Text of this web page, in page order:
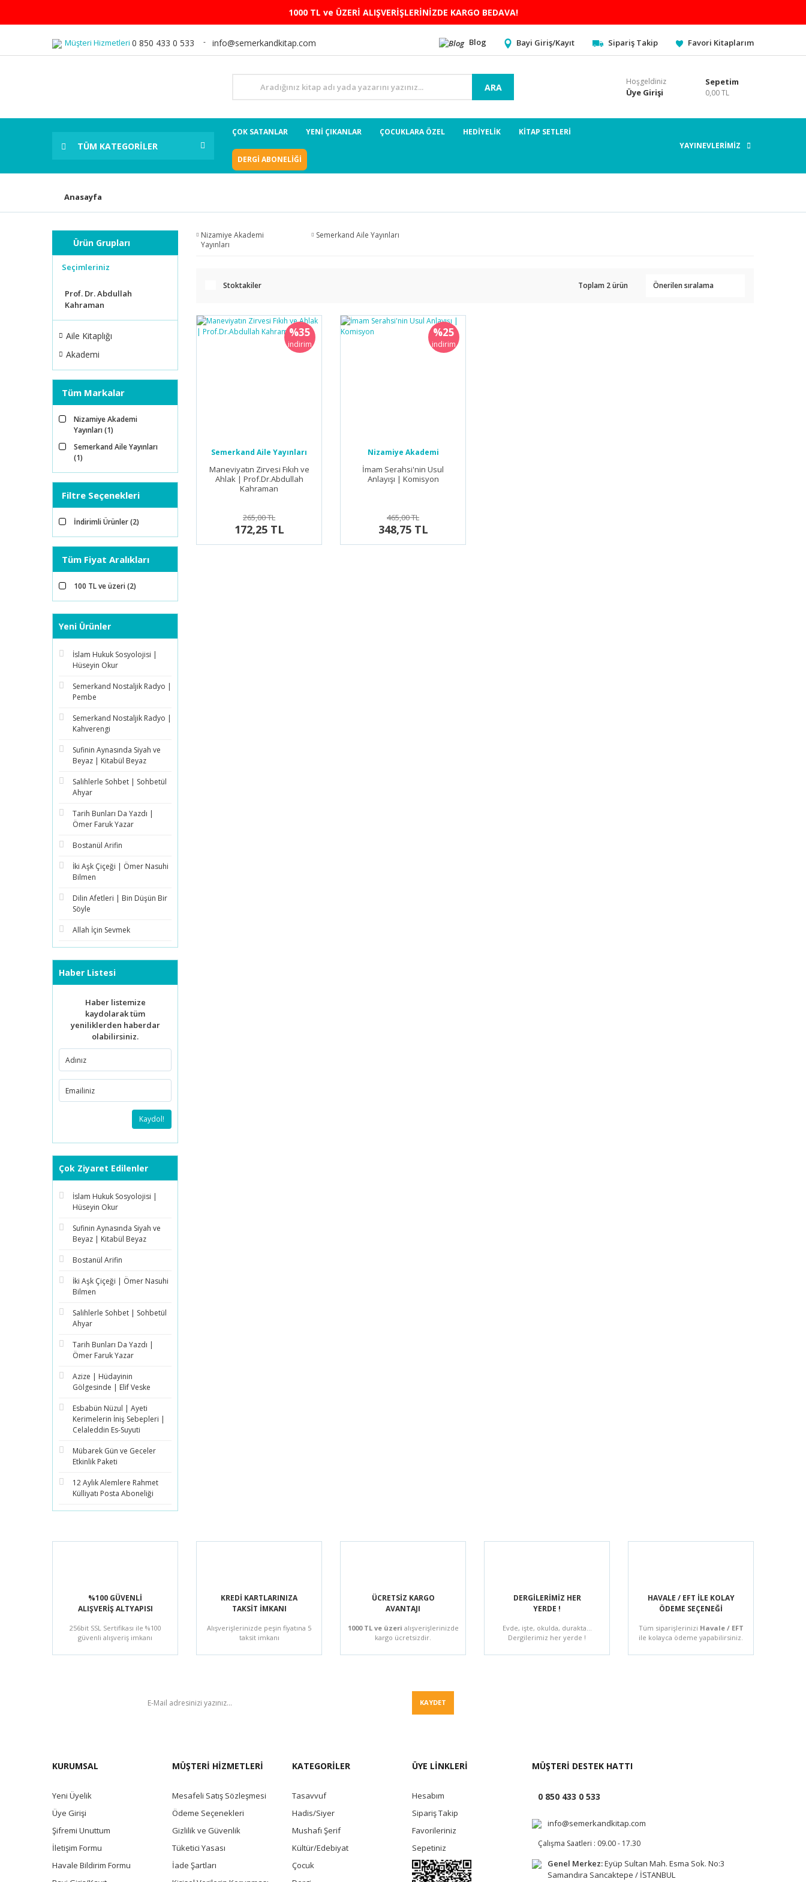
1000 TL ve ÜZERİ ALIŞVERİŞLERİNİZDE KARGO BEDAVA!
Müşteri Hizmetleri 0 850 433 0 533 info@semerkandkitap.com Blog Bayi Giriş/Kayıt Sipariş Takip Favori Kitaplarım
ARA
Hoşgeldiniz
Üye Girişi
Sepetim
0,00 TL
TÜM KATEGORİLER
ÇOK SATANLAR YENİ ÇIKANLAR ÇOCUKLARA ÖZEL HEDİYELİK KİTAP SETLERİ
DERGİ ABONELİĞİ
YAYINEVLERİMİZ
Anasayfa
Ürün Grupları
Seçimleriniz
Prof. Dr. Abdullah
Kahraman
Aile Kitaplığı
Akademi
Tüm Markalar
Nizamiye Akademi
Yayınları (1)
Semerkand Aile Yayınları
(1)
Filtre Seçenekleri
İndirimli Ürünler (2)
Tüm Fiyat Aralıkları
100 TL ve üzeri (2)
Yeni Ürünler
İslam Hukuk Sosyolojisi |
Hüseyin Okur
Semerkand Nostaljik Radyo |
Pembe
Semerkand Nostaljik Radyo |
Kahverengi
Sufinin Aynasında Siyah ve
Beyaz | Kitabül Beyaz
Salihlerle Sohbet | Sohbetül
Ahyar
Tarih Bunları Da Yazdı |
Ömer Faruk Yazar
Bostanül Arifin
İki Aşk Çiçeği | Ömer Nasuhi
Bilmen
Dilin Afetleri | Bin Düşün Bir
Söyle
Allah İçin Sevmek
Haber Listesi
Haber listemize
kaydolarak tüm
yeniliklerden haberdar
olabilirsiniz.
Kaydol!
Çok Ziyaret Edilenler
İslam Hukuk Sosyolojisi |
Hüseyin Okur
Sufinin Aynasında Siyah ve
Beyaz | Kitabül Beyaz
Bostanül Arifin
İki Aşk Çiçeği | Ömer Nasuhi
Bilmen
Salihlerle Sohbet | Sohbetül
Ahyar
Tarih Bunları Da Yazdı |
Ömer Faruk Yazar
Azize | Hüdayinin
Gölgesinde | Elif Veske
Esbabün Nüzul | Ayeti
Kerimelerin İniş Sebepleri |
Celaleddin Es-Suyuti
Mübarek Gün ve Geceler
Etkinlik Paketi
12 Aylık Alemlere Rahmet
Külliyatı Posta Aboneliği
Nizamiye Akademi
Yayınları
Semerkand Aile Yayınları
Stoktakiler Toplam 2 ürün
%35
indirim
Semerkand Aile Yayınları
Maneviyatın Zirvesi Fıkıh ve
Ahlak | Prof.Dr.Abdullah
Kahraman
265,00 TL
172,25 TL
%25
indirim
Nizamiye Akademi
Yayınları
İmam Serahsi'nin Usul
Anlayışı | Komisyon
465,00 TL
348,75 TL
%100 GÜVENLİ
ALIŞVERİŞ ALTYAPISI
256bit SSL Sertifikası ile %100
güvenli alışveriş imkanı
KREDİ KARTLARINIZA
TAKSİT İMKANI
Alışverişlerinizde peşin fiyatına 5
taksit imkanı
ÜCRETSİZ KARGO
AVANTAJI
1000 TL ve üzeri alışverişlerinizde
kargo ücretsizdir.
DERGİLERİMİZ HER
YERDE !
Evde, işte, okulda, durakta...
Dergilerimiz her yerde !
HAVALE / EFT İLE KOLAY
ÖDEME SEÇENEĞİ
Tüm siparişlerinizi Havale / EFT
ile kolayca ödeme yapabilirsiniz.
KAYDET
KURUMSAL
Yeni Üyelik
Üye Girişi
Şifremi Unuttum
İletişim Formu
Havale Bildirim Formu
MÜŞTERİ HİZMETLERİ
Mesafeli Satış Sözleşmesi
Ödeme Seçenekleri
Gizlilik ve Güvenlik
Tüketici Yasası
İade Şartları
KATEGORİLER
Tasavvuf
Hadis/Siyer
Mushafı Şerif
Kültür/Edebiyat
Çocuk
ÜYE LİNKLERİ
Hesabım
Sipariş Takip
Favorileriniz
Sepetiniz
MÜŞTERİ DESTEK HATTI
0 850 433 0 533
info@semerkandkitap.com
Çalışma Saatleri : 09.00 - 17.30
Genel Merkez:Eyüp Sultan Mah. Esma Sok. No:3
Samandıra Sancaktepe / İSTANBUL